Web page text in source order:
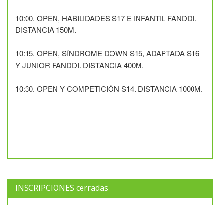
10:00. OPEN, HABILIDADES S17 E INFANTIL FANDDI.
DISTANCIA 150M.
10:15. OPEN, SÍNDROME DOWN S15, ADAPTADA S16
Y JUNIOR FANDDI. DISTANCIA 400M.
10:30. OPEN Y COMPETICIÓN S14. DISTANCIA 1000M.
INSCRIPCIONES cerradas